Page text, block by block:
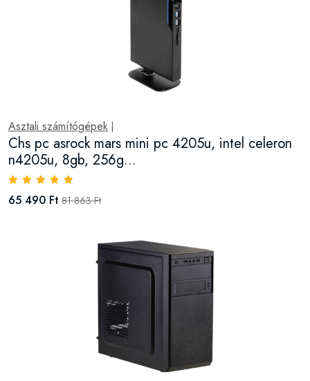
Asztali számítógépek |
Chs pc asrock mars mini pc 4205u, intel celeron
n4205u, 8gb, 256g...
65 490 Ft 81 863 Ft